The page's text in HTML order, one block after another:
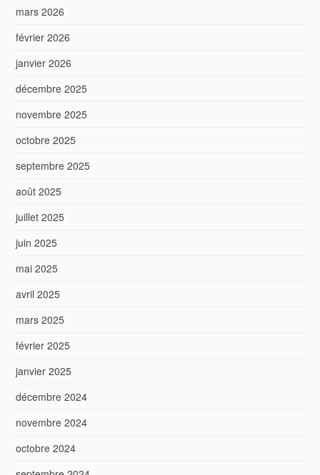
mars 2026
février 2026
janvier 2026
décembre 2025
novembre 2025
octobre 2025
septembre 2025
août 2025
juillet 2025
juin 2025
mai 2025
avril 2025
mars 2025
février 2025
janvier 2025
décembre 2024
novembre 2024
octobre 2024